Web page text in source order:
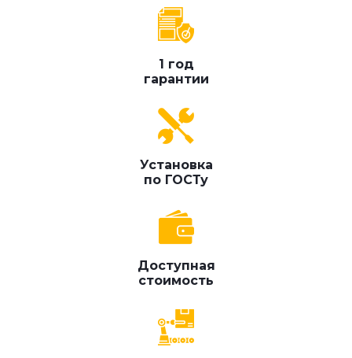
1 год
гарантии
Установка
по ГОСТу
Доступная
стоимость